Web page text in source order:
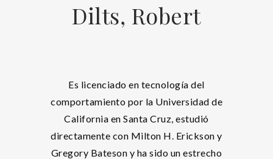
Dilts, Robert
Es licenciado en tecnología del
comportamiento por la Universidad de
California en Santa Cruz, estudió
directamente con Milton H. Erickson y
Gregory Bateson y ha sido un estrecho